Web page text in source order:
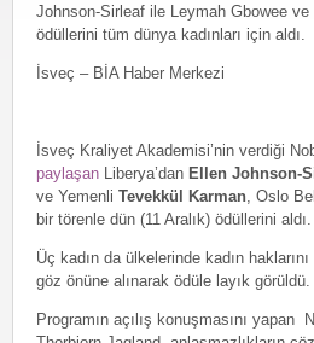
Johnson-Sirleaf ile Leymah Gbowee ve
ödüllerini tüm dünya kadınları için aldı.
İsveç – BİA Haber Merkezi
İsveç Kraliyet Akademisi’nin verdiği
paylaşan Liberya’dan Ellen Johnson-
ve Yemenli Tevekkül Karman , Oslo
bir törenle dün (11 Aralık) ödüllerini aldı.
Üç kadın da ülkelerinde kadın
göz önüne alınarak ödüle layık görüldü.
Programın açılış konuşmasını yapan